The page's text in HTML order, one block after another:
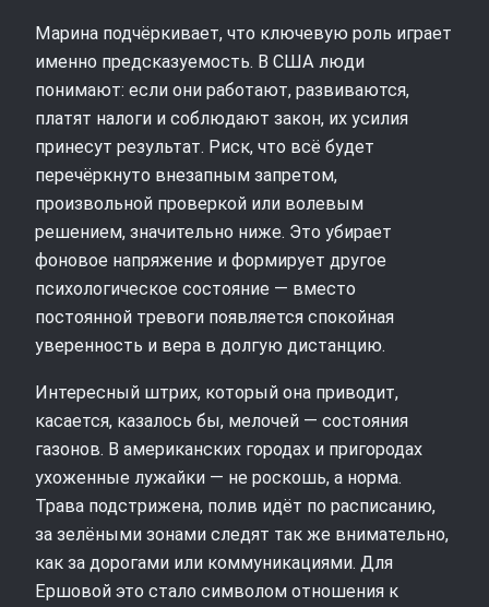
Марина подчёркивает, что ключевую роль играет
именно предсказуемость. В США люди
понимают: если они работают, развиваются,
платят налоги и соблюдают закон, их усилия
принесут результат. Риск, что всё будет
перечёркнуто внезапным запретом,
произвольной проверкой или волевым
решением, значительно ниже. Это убирает
фоновое напряжение и формирует другое
психологическое состояние — вместо
постоянной тревоги появляется спокойная
уверенность и вера в долгую дистанцию.
Интересный штрих, который она приводит,
касается, казалось бы, мелочей — состояния
газонов. В американских городах и пригородах
ухоженные лужайки — не роскошь, а норма.
Трава подстрижена, полив идёт по расписанию,
за зелёными зонами следят так же внимательно,
как за дорогами или коммуникациями. Для
Ершовой это стало символом отношения к